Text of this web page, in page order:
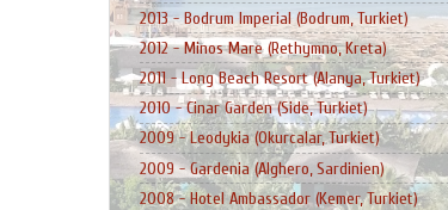
2013 - Bodrum Imperial (Bodrum, Turkiet)
2012 - Minos Mare (Rethymno, Kreta)
2011 - Long Beach Resort (Alanya, Turkiet)
2010 - Cinar Garden (Side, Turkiet)
2009 - Leodykia (Okurcalar, Turkiet)
2009 - Gardenia (Alghero, Sardinien)
2008 - Hotel Ambassador (Kemer, Turkiet)